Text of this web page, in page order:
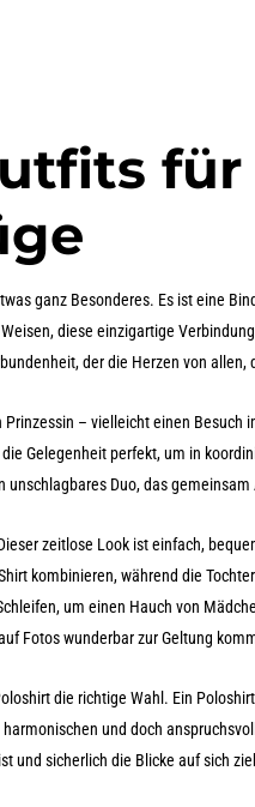
für
ganz Besonderes. Es ist eine
diese einzigartige
der die Herzen von
– vielleicht einen Besuch
Gelegenheit perfekt, um in
unschlagbares Duo, das
zeitlose Look ist einfach,
kombinieren, während die
um einen Hauch von
Fotos wunderbar zur Geltung
die richtige Wahl. Ein
und doch
und sicherlich die Blicke auf sich